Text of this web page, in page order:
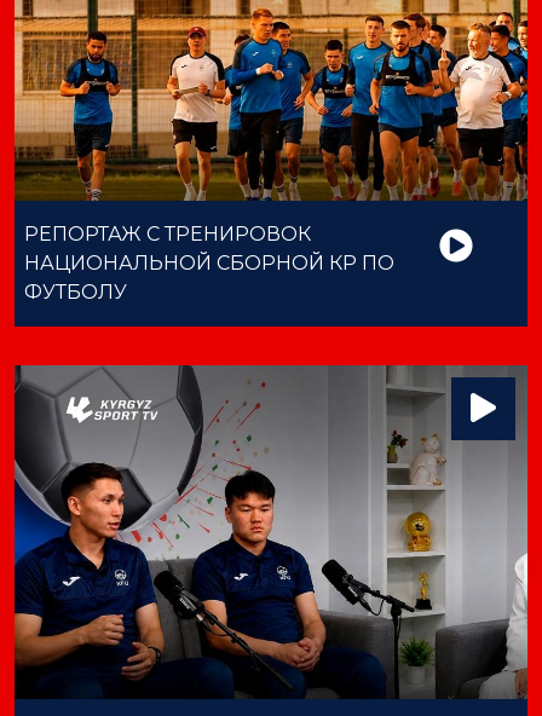
РЕПОРТАЖ С ТРЕНИРОВОК
НАЦИОНАЛЬНОЙ СБОРНОЙ КР ПО
ФУТБОЛУ